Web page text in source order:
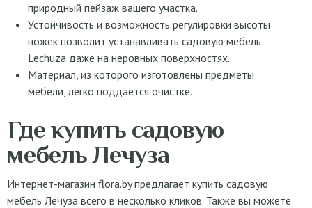
природный пейзаж вашего участка.
Устойчивость и возможность регулировки высоты
ножек позволит устанавливать садовую мебель
Lechuza даже на неровных поверхностях.
Материал, из которого изготовлены предметы
мебели, легко поддается очистке.
Где купить садовую
мебель Лечуза
Интернет-магазин flora.by предлагает купить садовую
мебель Лечуза всего в несколько кликов. Также вы можете